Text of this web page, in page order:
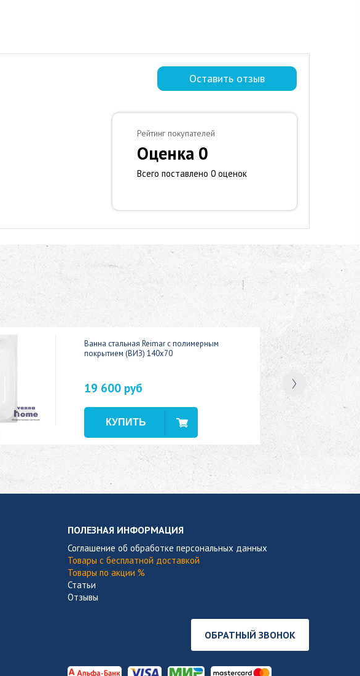
Оставить отзыв
Рейтинг покупателей
Оценка 0
Всего поставлено 0 оценок
Ванна стальная Reimar с полимерным
покрытием (ВИЗ) 140x70
19 600 руб
ПОЛЕЗНАЯ ИНФОРМАЦИЯ
Соглашение об обработке персональных данных
Товары с бесплатной доставкой
Товары по акции %
Статьи
Отзывы
ОБРАТНЫЙ ЗВОНОК